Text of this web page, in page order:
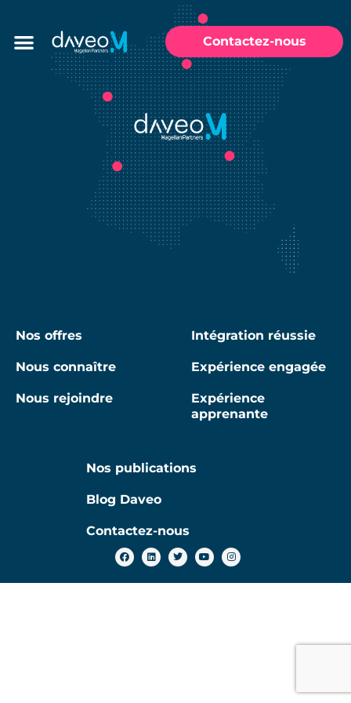
Contactez-nous
Nos offres
Nous connaître
Nous rejoindre
Intégration réussie
Expérience engagée
Expérience
apprenante
Nos publications
Blog Daveo
Contactez-nous